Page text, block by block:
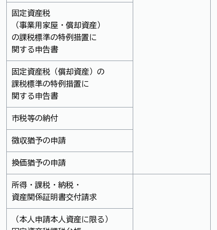
固定資産税
（事業用家屋・償却資産）
の課税標準の特例措置に
関する申告書
固定資産税（償却資産）の
課税標準の特例措置に
関する申告書
市税等の納付
徴収猶予の申請
換価猶予の申請
所得・課税・納税・
資産関係証明書交付請求
（本人申請本人資産に限る）